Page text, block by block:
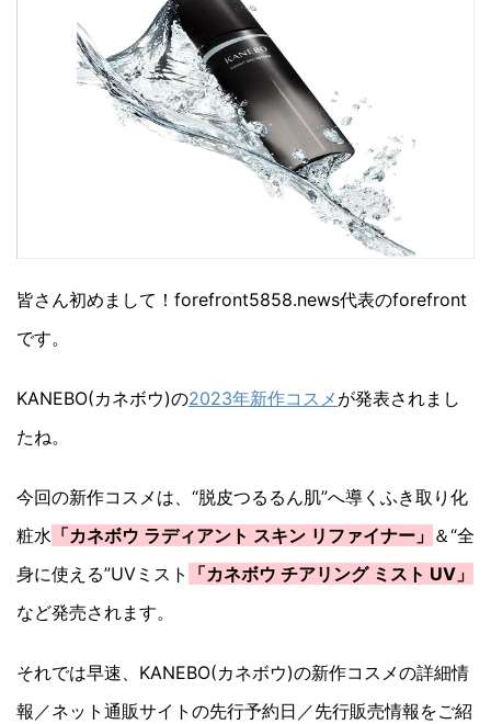
皆さん初めまして！forefront5858.news代表のforefront
です。
KANEBO(カネボウ)の2023年新作コスメ が発表されまし
たね。
今回の新作コスメは、“脱皮つるるん肌”へ導くふき取り化
粧水 「カネボウ ラディアント スキン リファイナー」 ＆“全
身に使える”UVミスト
「カネボウ チアリング ミスト UV」
など発売されます。
それでは早速、KANEBO(カネボウ)の新作コスメの詳細情
報／ネット通販サイトの先行予約日／先行販売情報をご紹